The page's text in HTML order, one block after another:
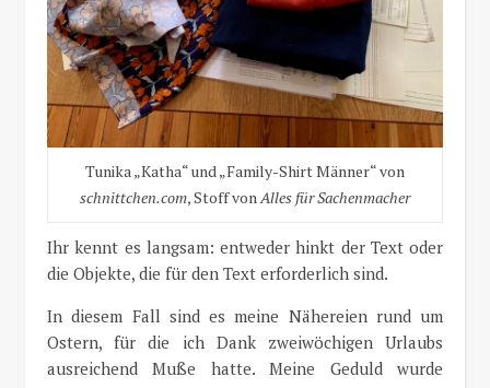
Tunika „Katha“ und „Family-Shirt Männer“ von
schnittchen.com, Stoff vonAlles für Sachenmacher
Ihr kennt es langsam: entweder hinkt der Text oder
die Objekte, die für den Text erforderlich sind.
In diesem Fall sind es meine Nähereien rund um
Ostern, für die ich Dank zweiwöchigen Urlaubs
ausreichend Muße hatte. Meine Geduld wurde